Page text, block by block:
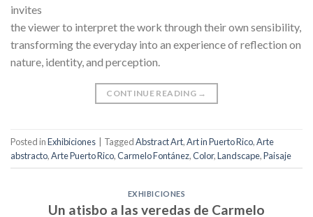
invites
the viewer to interpret the work through their own sensibility,
transforming the everyday into an experience of reflection on
nature, identity, and perception.
CONTINUE READING →
Posted inExhibiciones TaggedAbstract Art,Art in Puerto Rico,Arte
abstracto,Arte Puerto Rico,Carmelo Fontánez,Color,Landscape,Paisaje
EXHIBICIONES
Un atisbo a las veredas de Carmelo